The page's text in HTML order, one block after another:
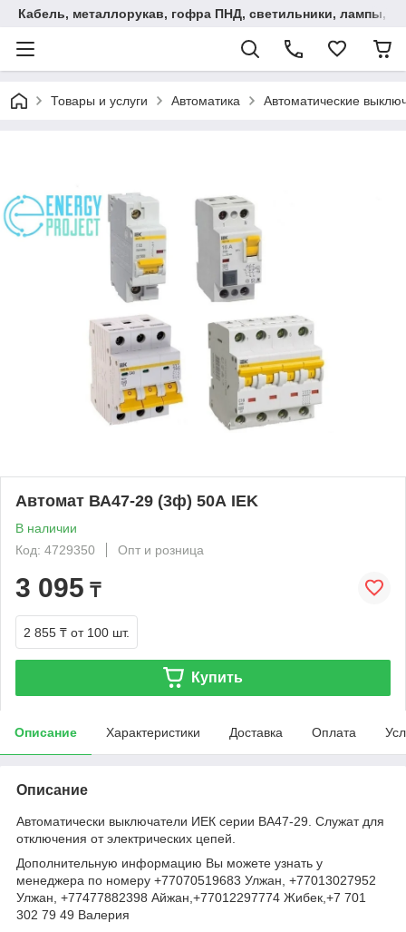
Кабель, металлорукав, гофра ПНД, cветильники, лампы, и
Товары и услуги Автоматика Автоматические
Автомат ВА47-29 (3ф) 50А IEK
В наличии
Код: 4729350
Опт и розница
3 095 ₸
2 855 ₸ от 100 шт.
Купить
Описание Характеристики Доставка Оплата
Описание
Автоматически выключатели ИЕК серии ВА47-29. Служат для
отключения от электрических цепей.
Дополнительную информацию Вы можете узнать у
менеджера по номеру +77070519683 Улжан, +77013027952
Улжан, +77477882398 Айжан,+77012297774 Жибек,+7 701
302 79 49 Валерия